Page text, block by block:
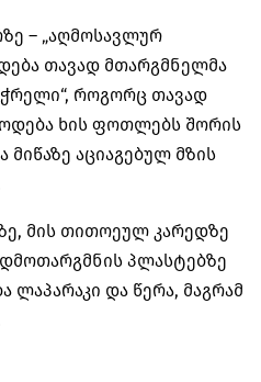
– „აღმოსავლურ
თავად მთარგმნელმა
როგორც თავად
ხის ფოთლებს შორის
აციაგებულ მზის
მის თითოეულ კარედზე
პლასტებზე
და წერა, მაგრამ